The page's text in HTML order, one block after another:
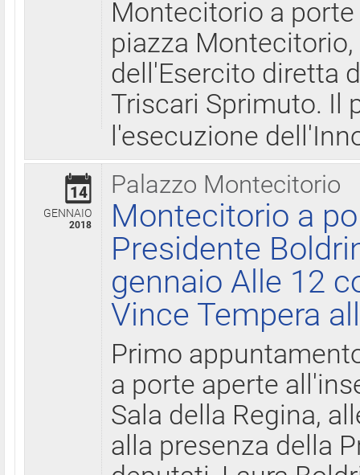
Montecitorio a
piazza
dell'Esercito diretta
Triscari Sprimuto. Il
l'esecuzione
Palazzo Montecitorio
14
GENNAIO
2018
Montecitorio a
Presidente
gennaio Alle 12
Vince Tempera
Primo
a porte aperte
Sala della Regina,
alla presenza della